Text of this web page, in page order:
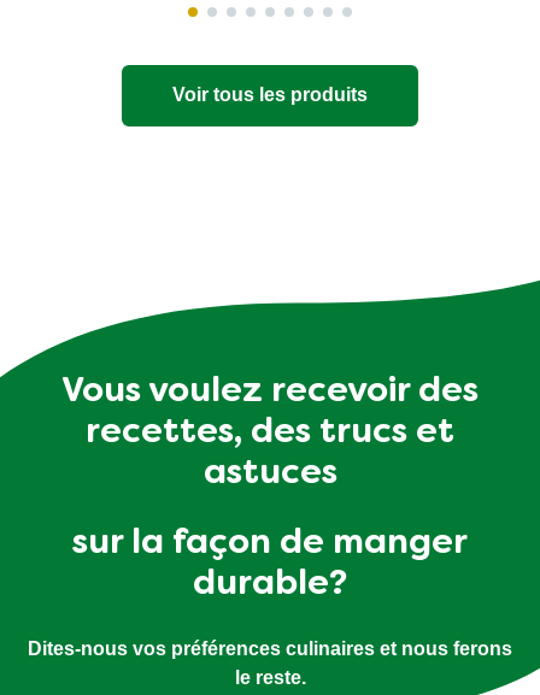
Voir tous les produits
Vous voulez recevoir des
recettes, des trucs et
astuces
sur la façon de manger
durable?
Dites-nous vos préférences culinaires et nous ferons
le reste.